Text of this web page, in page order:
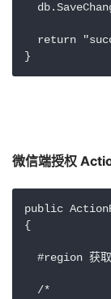
return
微信端授权
public
{
#region 获
  /*